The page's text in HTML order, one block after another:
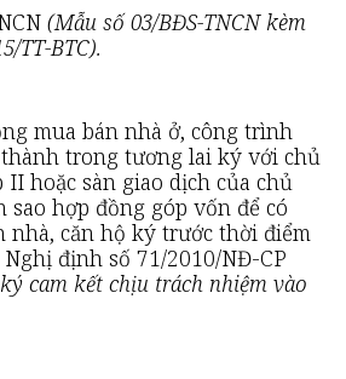
(Mẫu số 03/BĐS-TNCN kèm
TT-BTC).
mua bán nhà ở, công trình
trong tương lai ký với chủ
II hoặc sàn giao dịch của chủ
sao hợp đồng góp vốn để có
nhà, căn hộ ký trước thời điểm
định số 71/2010/NĐ-CP
cam kết chịu trách nhiệm vào